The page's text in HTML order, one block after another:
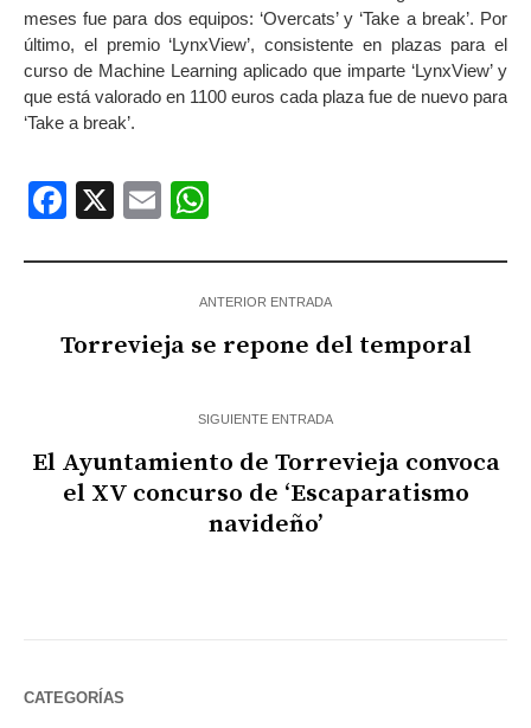
meses fue para dos equipos: ‘Overcats’ y ‘Take a break’. Por
último, el premio ‘LynxView’, consistente en plazas para el
curso de Machine Learning aplicado que imparte ‘LynxView’ y
que está valorado en 1100 euros cada plaza fue de nuevo para
‘Take a break’.
Facebook
X Email
ANTERIOR ENTRADA
Torrevieja se repone del temporal
SIGUIENTE ENTRADA
El Ayuntamiento de Torrevieja convoca
el XV concurso de ‘Escaparatismo
navideño’
CATEGORÍAS